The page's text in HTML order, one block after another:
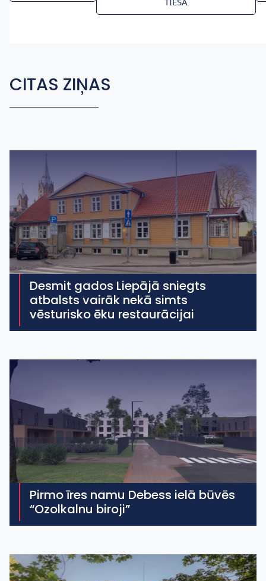
CITAS ZIŅAS
Desmit gados Liepājā sniegts
atbalsts vairāk nekā simts
vēsturisko ēku restaurācijai
Pirmo īres namu Debess ielā būvēs
“Ozolkalnu biroji”